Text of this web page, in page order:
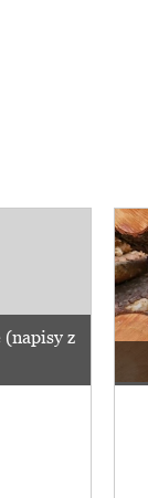
(napisy z